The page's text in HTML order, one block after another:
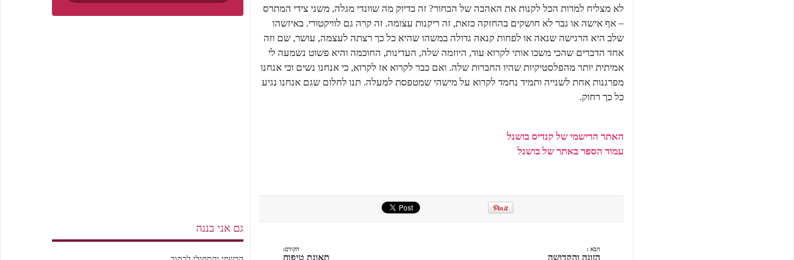
גם אני בננה
לא מצליח למרות הכל לקנות את האהבה של הבחור? זה בדיוק מה שוונדי מגלה, משני צידי המתרס
– אף אישה או גבר לא חושקים בהחזקה כזאת, זה ריקנות עצומה. זה קרה גם לוויקטורי. באיזשהו
שלב היא הרגישה שנאה או לפחות קנאה גדולה במשהו שהיא כל כך רצתה לעצמה, עושר, שם וזה
אחד הדברים שהכי משכו אותי לקרוא עוד, היוזמה שלה, העדינות, החוכמה והיא פשוט נשמעה לי
אמיתית יותר מהפלסטיקיות שהיו החברות שלה. ואם כבר לקרוא אז לקרוא, כי אנחנו נשים וכי אנחנו
מפרגנות אחת לשנייה ותמיד נחמד לקרוא על מישהי שמטפסת למעלה. תנו לחלום שגם אנחנו נגיע
כל כך רחוק.
האתר הרישמי של קנדיס בושנל
עמוד הספר באתר של בושנל
הקודם:
תאונת טיפוח
הבא :
הזונה והקדושה